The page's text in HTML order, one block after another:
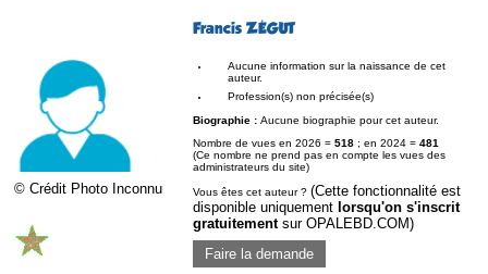
Francis ZÉGUT
© Crédit Photo Inconnu
Aucune information sur la naissance de cet
auteur.
Profession(s) non précisée(s)
Biographie : Aucune biographie pour cet auteur.
Nombre de vues en 2026 = 518 ; en 2024 = 481
(Ce nombre ne prend pas en compte les vues des
administrateurs du site)
Vous êtes cet auteur ? (Cette fonctionnalité est
disponible uniquement lorsqu'on s'inscrit
gratuitementsur OPALEBD.COM)
Faire la demande